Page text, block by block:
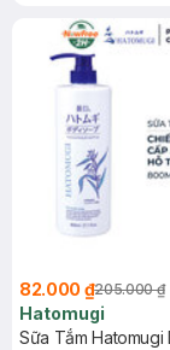
(SL có hạn)
82.000 ₫205.000 ₫
Hatomugi
Sữa Tắm Hatomugi